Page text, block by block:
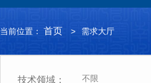
当前位置： 首页 > 需求大厅
技术领域： 不限